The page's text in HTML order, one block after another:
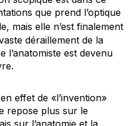
que prend l’optique
mais elle n’est finalement
déraillement de la
l’anatomiste est devenu
effet de «l’invention»
repose plus sur le
sur l’anatomie et la